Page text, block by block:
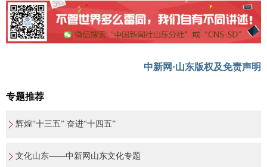
中新网·山东版权及免责声明
专题推荐
辉煌“十三五” 奋进“十四五”
文化山东——中新网山东文化专题